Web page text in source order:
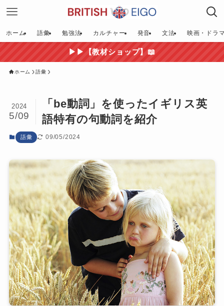
ホーム 語彙 勉強法 カルチャー 発音 文法 映画・ドラ
▶▶【教材ショップ】📖
ホーム 語彙
「be動詞」を使ったイギリス英
語特有の句動詞を紹介
2024
5/09
語彙 09/05/2024